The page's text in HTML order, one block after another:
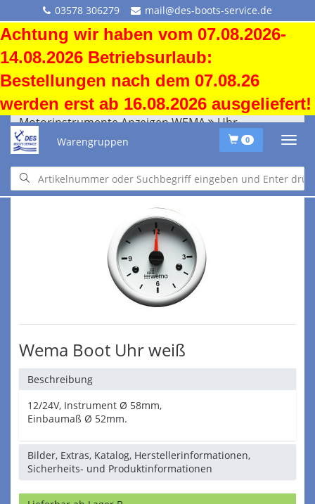
03578 306279 mail@des-boots-service.de
Achtung wir haben vom 07.08.2026-
14.08.2026 Betriebsurlaub:
Bestellungen nach dem 07.08.26
werden erst ab 16.08.2026 ausgeliefert!
Warengruppen 0
Motorinstrumente Anzeigen WEMA Uhr
Motorinstrumente Anzeigen WEMA Uhr
Wema Boot Uhr weiß
Beschreibung
12/24V, Instrument Ø 58mm,
Einbaumaß Ø 52mm.
Bilder, Extras, Katalog, Herstellerinformationen,
Sicherheits- und Produktinformationen